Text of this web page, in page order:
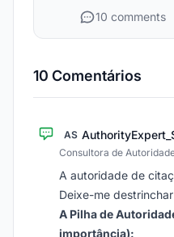
10 comments
10 Comentários
AS
Consultora de
A autoridade de
Deixe-me
A Pilha de
importância):